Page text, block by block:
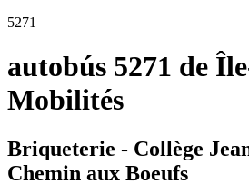
5271
autobús 5271 de
Mobilités
Briqueterie - Collège
Chemin aux Boeufs